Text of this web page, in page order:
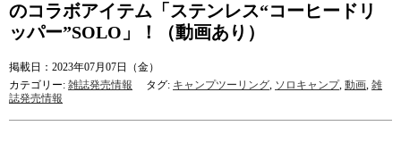
のコラボアイテム「ステンレス“コーヒードリ
ッパー”SOLO」！（動画あり）
掲載日：2023年07月07日（金）
カテゴリー: 雑誌発売情報 タグ: キャンプツーリング, ソロキャンプ, 動画, 雑
誌発売情報